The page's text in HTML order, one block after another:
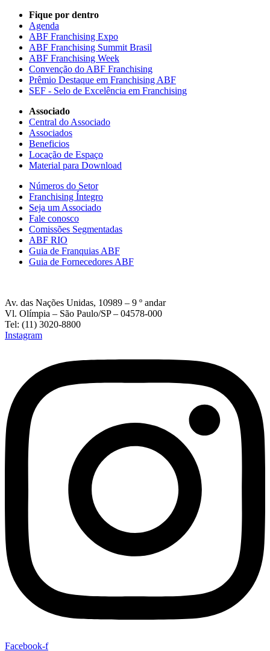
Fique por dentro
Agenda
ABF Franchising Expo
ABF Franchising Summit Brasil
ABF Franchising Week
Convenção do ABF Franchising
Prêmio Destaque em Franchising ABF
SEF - Selo de Excelência em Franchising
Associado
Central do Associado
Associados
Beneficios
Locação de Espaço
Material para Download
Números do Setor
Franchising Íntegro
Seja um Associado
Fale conosco
Comissões Segmentadas
ABF RIO
Guia de Franquias ABF
Guia de Fornecedores ABF
Av. das Nações Unidas, 10989 – 9 º andar
Vl. Olímpia – São Paulo/SP – 04578-000
Tel: (11) 3020-8800
Instagram
Facebook-f